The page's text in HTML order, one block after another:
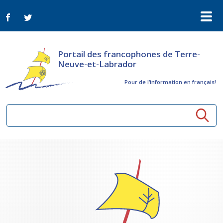
Portail des francophones de Terre-
Neuve-et-Labrador
Pour de l‘information en français!
Appels d'offres du secteur culturel
Plan de Développement Global
Bulletin Le FrancoTNL